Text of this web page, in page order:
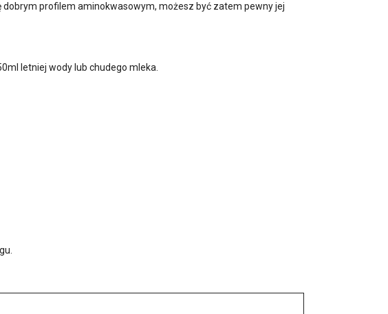
profilem aminokwasowym, możesz być zatem pewny jej
letniej wody lub chudego mleka.